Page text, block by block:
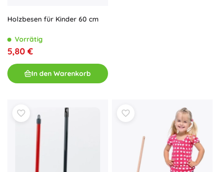
Holzbesen für Kinder 60 cm
Vorrätig
5,80 €
In den Warenkorb